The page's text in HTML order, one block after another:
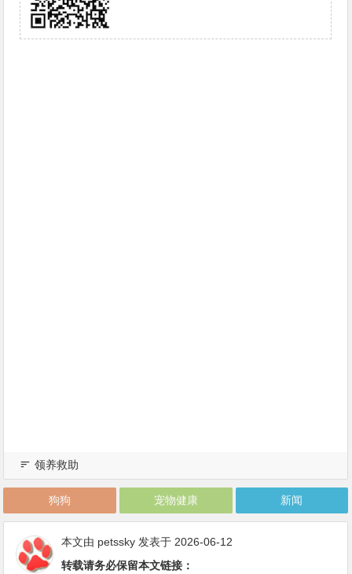
领养救助
狗狗 宠物健康 新闻
本文由 petssky 发表于 2026-06-12
转载请务必保留本文链接：